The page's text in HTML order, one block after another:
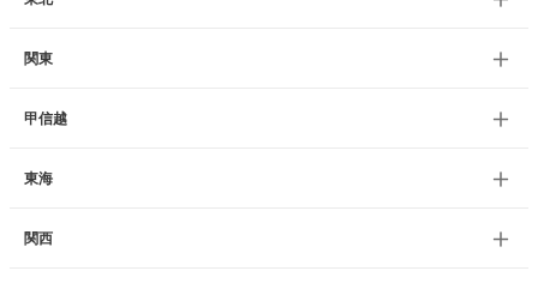
関東
甲信越
東海
関西